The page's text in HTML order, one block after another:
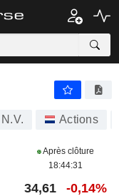
Actions
Après clôture
18:44:31
34,61 -0,14%